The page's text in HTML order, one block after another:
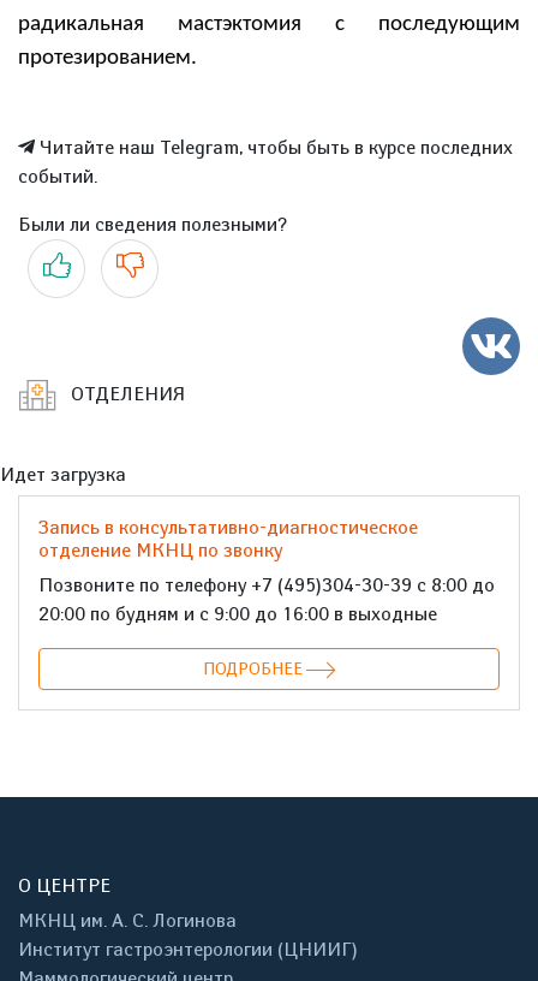
радикальная мастэктомия с последующим
протезированием.
Читайте наш Telegram, чтобы быть в курсе последних
событий.
Были ли сведения полезными?
Да Нет
ОТДЕЛЕНИЯ
Идет загрузка
Запись в консультативно-диагностическое
отделение МКНЦ по звонку
Позвоните по телефону +7 (495)304-30-39 с 8:00 до
20:00 по будням и с 9:00 до 16:00 в выходные
ПОДРОБНЕЕ
О ЦЕНТРЕ
МКНЦ им. А. С. Логинова
Институт гастроэнтерологии (ЦНИИГ)